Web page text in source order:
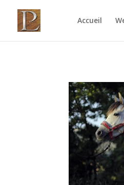
Accueil